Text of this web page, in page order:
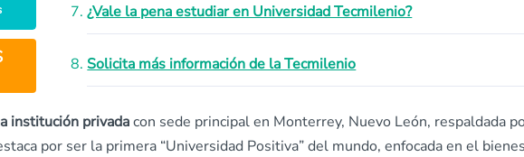
¿Vale la pena estudiar en Universidad Tecmilenio?
Solicita más información de la Tecmilenio
institución privadacon sede principal en Monterrey, Nuevo León, respaldada
por ser la primera “Universidad Positiva” del mundo, enfocada en el